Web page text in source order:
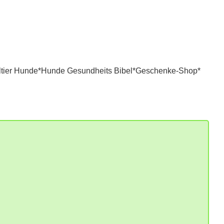
Hunde*Hunde Gesundheits Bibel*Geschenke-Shop*